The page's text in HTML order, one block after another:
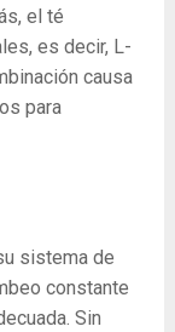
el té
es decir, L-
causa
para
sistema de
constante
Sin